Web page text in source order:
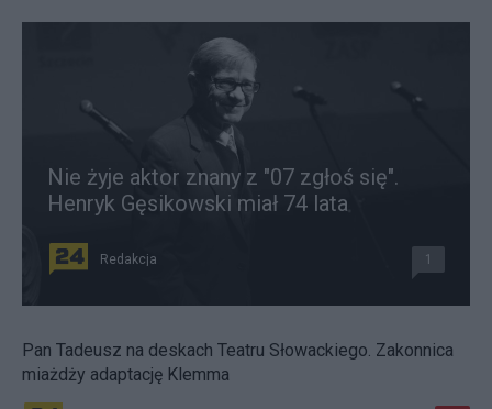
Nie żyje aktor znany z "07 zgłoś się".
Henryk Gęsikowski miał 74 lata
Redakcja 1
Pan Tadeusz na deskach Teatru Słowackiego. Zakonnica
miażdży adaptację Klemma